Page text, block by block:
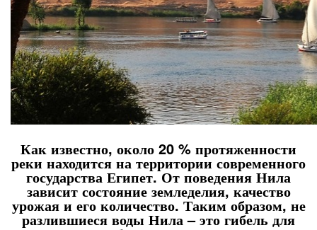
Как известно, около 20 % протяженности
реки находится на территории современного
государства Египет. От поведения Нила
зависит состояние земледелия, качество
урожая и его количество. Таким образом, не
разлившиеся воды Нила – это гибель для